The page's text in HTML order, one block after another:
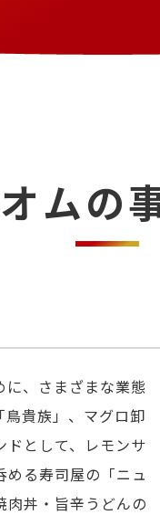
ムの
に、さまざまな業態
貴族」、マグロ卸
ドとして、レモンサ
る寿司屋の「ニュ
肉丼・旨辛うどんの